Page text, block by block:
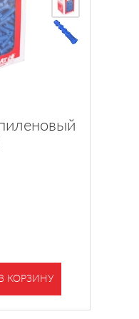
В КОРЗИНУ